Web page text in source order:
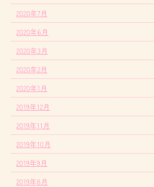
2020年7月
2020年6月
2020年3月
2020年2月
2020年1月
2019年12月
2019年11月
2019年10月
2019年9月
2019年8月